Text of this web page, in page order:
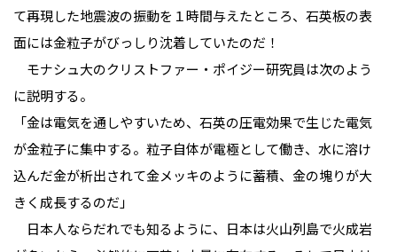
て再現した地震波の振動を１時間与えたところ、石英板の表
面には金粒子がびっしり沈着していたのだ！
モナシュ大のクリストファー・ポイジー研究員は次のよう
に説明する。
「金は電気を通しやすいため、石英の圧電効果で生じた電気
が金粒子に集中する。粒子自体が電極として働き、水に溶け
込んだ金が析出されて金メッキのように蓄積、金の塊りが大
きく成長するのだ」
日本人ならだれでも知るように、日本は火山列島で火成岩